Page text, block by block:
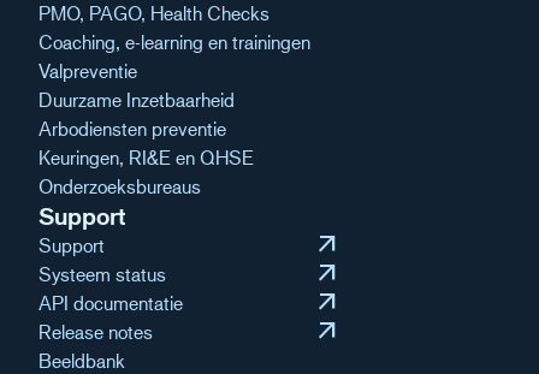
PMO, PAGO, Health Checks
Coaching, e-learning en trainingen
Valpreventie
Duurzame Inzetbaarheid
Arbodiensten preventie
Keuringen, RI&E en QHSE
Onderzoeksbureaus
Support
Support arrow_outward
Systeem status arrow_outward
API documentatie arrow_outward
Release notes arrow_outward
Beeldbank